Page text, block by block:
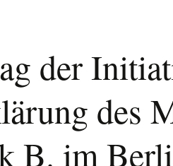
der
des
B. im